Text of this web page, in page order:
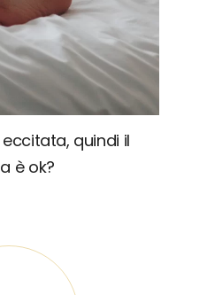
quindi il
è ok?